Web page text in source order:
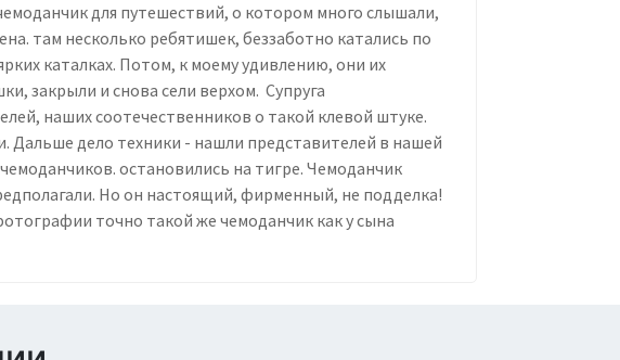
для путешествий, о котором много слышали,
там несколько ребятишек, беззаботно катались по
каталках. Потом, к моему удивлению, они их
закрыли и снова сели верхом. Супруга
наших соотечественников о такой клевой штуке.
Дальше дело техники - нашли представителей в нашей
остановились на тигре. Чемоданчик
Но он настоящий, фирменный, не подделка!
точно такой же чемоданчик как у сына